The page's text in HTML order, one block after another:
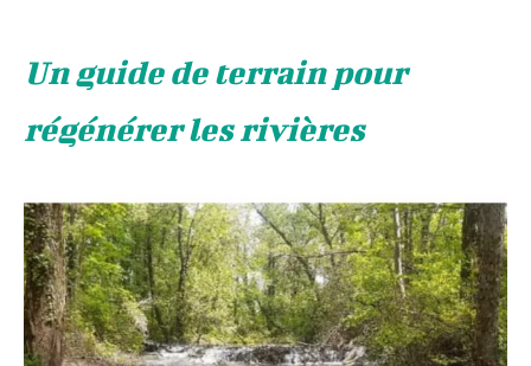
Un guide de terrain pour
régénérer les rivières